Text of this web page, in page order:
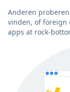
Anderen
vinden, of foreign
apps at rock-